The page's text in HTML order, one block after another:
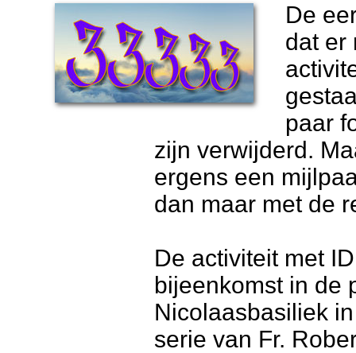
De
dat er
paar
zijn verwijderd.
ergens een
dan maar met de
De activiteit met
bijeenkomst in de
Nicolaasbasiliek
serie van Fr.